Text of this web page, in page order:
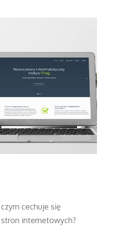
cechuje się
internetowych?